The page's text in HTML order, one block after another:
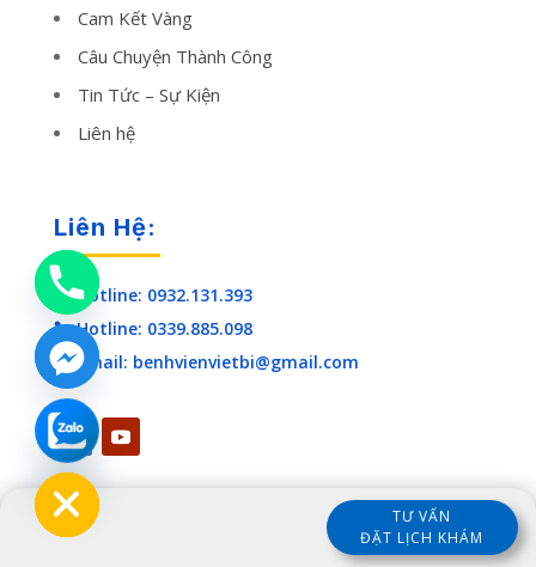
Cam Kết Vàng
Câu Chuyện Thành Công
Tin Tức – Sự Kiện
Liên hệ
Liên Hệ:
 Hotline: 0932.131.393
 Hotline: 0339.885.098
 Email: benhvienvietbi@gmail.com
TƯ VẤN
ĐẶT LỊCH KHÁM
Hide
chaty